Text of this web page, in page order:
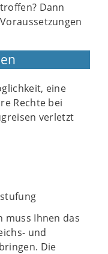
Dann
eine
Rechte bei
verletzt
muss Ihnen das
und
Die